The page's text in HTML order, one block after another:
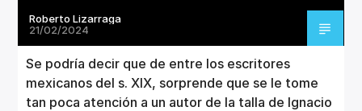
Roberto Lizarraga
21/02/2024
Se podría decir que de entre los escritores
mexicanos del s. XIX, sorprende que se le tome
tan poca atención a un autor de la talla de Ignacio